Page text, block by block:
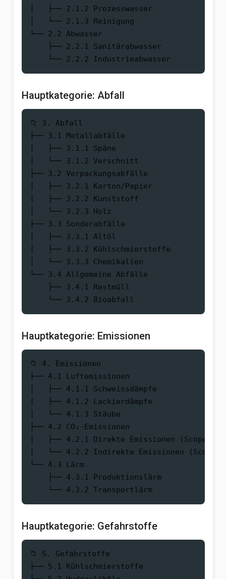
│   ├── 2.1.2 Prozesswasser
│   └── 2.1.3 Reinigung
└── 2.2 Abwasser
    ├── 2.2.1 Sanitärabwasser
Hauptkategorie: Abfall
📁 3. Abfall
├── 3.1 Metallabfälle
│   ├── 3.1.1 Späne
│   └── 3.1.2 Verschnitt
├── 3.2 Verpackungsabfälle
│   ├── 3.2.1 Karton/Papier
│   ├── 3.2.2 Kunststoff
│   └── 3.2.3 Holz
├── 3.3 Sonderabfälle
│   ├── 3.3.1 Altöl
│   ├── 3.3.2 Kühlschmierstoffe
│   └── 3.3.3 Chemikalien
└── 3.4 Allgemeine Abfälle
    ├── 3.4.1 Restmüll
Hauptkategorie: Emissionen
📁 4. Emissionen
├── 4.1 Luftemissionen
│   ├── 4.1.1 Schweissdämpfe
│   ├── 4.1.2 Lackierdämpfe
│   └── 4.1.3 Stäube
├── 4.2 CO₂-Emissionen
│   ├── 4.2.1 Direkte Emissionen (Scope 1)
│   └── 4.2.2 Indirekte Emissionen (Scope
└── 4.3 Lärm
    ├── 4.3.1 Produktionslärm
Hauptkategorie: Gefahrstoffe
📁 5. Gefahrstoffe
├── 5.1 Kühlschmierstoffe